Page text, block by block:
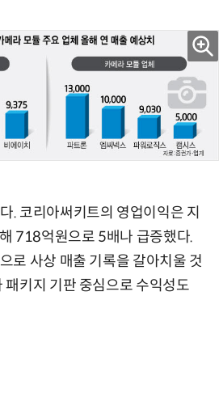
. 코리아써키트의 영업이익은 지
718억원으로 5배나 급증했다.
로 사상 매출 기록을 갈아치울 것
패키지 기판 중심으로 수익성도